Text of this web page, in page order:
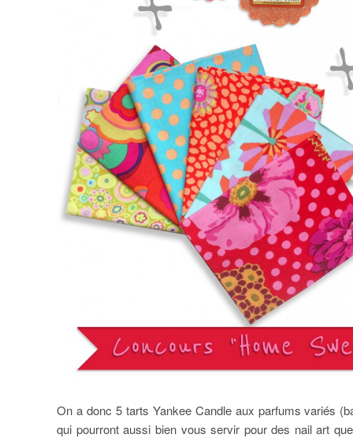
On a donc 5 tarts Yankee Candle aux parfums variés
qui pourront aussi bien vous servir pour des nail art